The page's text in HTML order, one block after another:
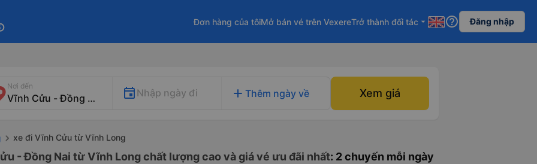
Đơn hàng của tôiMở bán vé trên VexereTrở thành đối tác arrow_drop_down help_outline Đăng nhập
Nơi đến
Nhập ngày đi add Thêm ngày về Xem giá
xe đi Vĩnh Cửu từ Vĩnh Long
- Đồng Nai từ Vĩnh Long chất lượng cao và giá vé ưu đãi nhất: 2 chuyến mỗi ngày